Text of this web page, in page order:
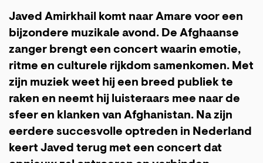
Javed Amirkhail komt naar Amare voor een
bijzondere muzikale avond. De Afghaanse
zanger brengt een concert waarin emotie,
ritme en culturele rijkdom samenkomen. Met
zijn muziek weet hij een breed publiek te
raken en neemt hij luisteraars mee naar de
sfeer en klanken van Afghanistan. Na zijn
eerdere succesvolle optreden in Nederland
keert Javed terug met een concert dat